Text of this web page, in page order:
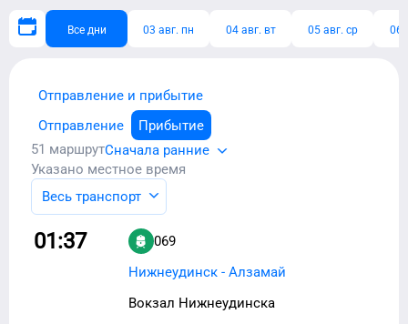
Все дни 03 авг. пн 04 авг. вт 05 авг. ср 06
Отправление и прибытие
Отправление
Прибытие
51 маршрутСначала ранние
Указано местное время
Весь транспорт
01:37
069
Нижнеудинск - Алзамай
Вокзал Нижнеудинска